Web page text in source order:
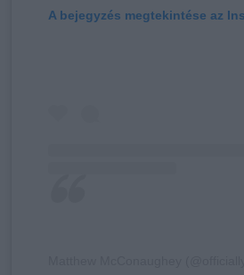
A bejegyzés megtekintése az